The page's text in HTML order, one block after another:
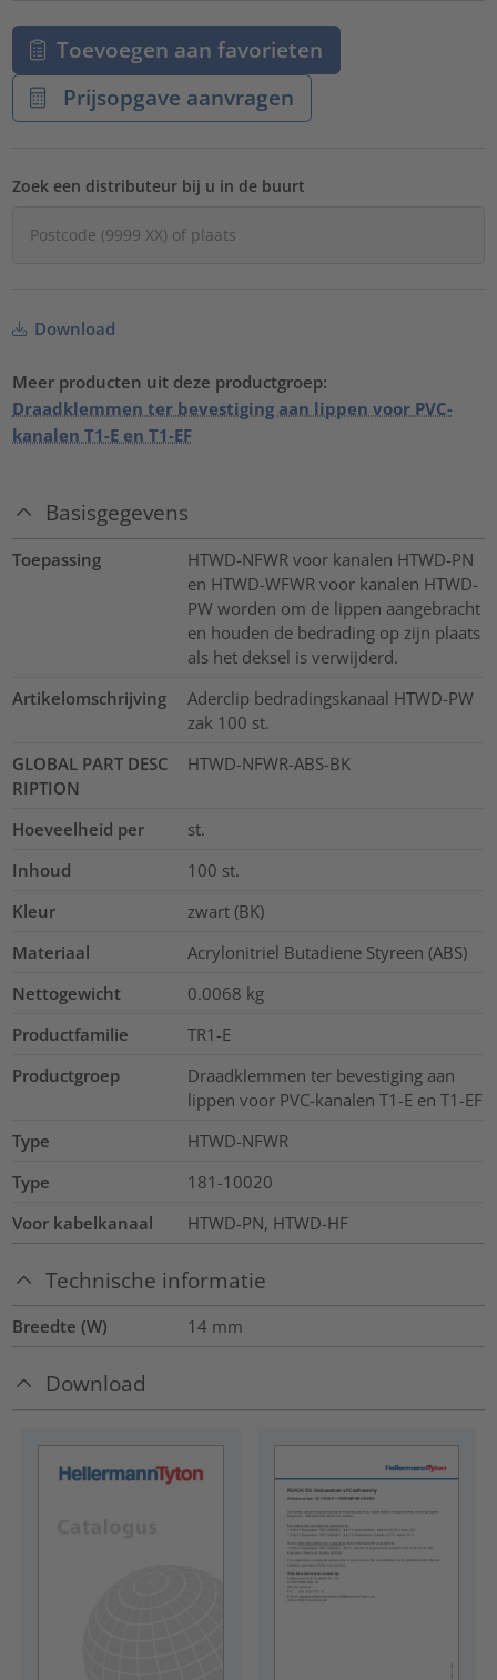
Toevoegen aan favorieten
Prijsopgave aanvragen
Zoek een distributeur bij u in de buurt
Download
Meer producten uit deze productgroep:
Draadklemmen ter bevestiging aan lippen voor PVC-
kanalen T1-E en T1-EF
Basisgegevens
Toepassing
HTWD-NFWR voor kanalen HTWD-PN
en HTWD-WFWR voor kanalen HTWD-
PW worden om de lippen aangebracht
en houden de bedrading op zijn plaats
als het deksel is verwijderd.
Artikelomschrijving
Aderclip bedradingskanaal HTWD-PW
zak 100 st.
GLOBAL PART DESC
RIPTION
HTWD-NFWR-ABS-BK
Hoeveelheid per
st.
Inhoud
100 st.
Kleur
zwart (BK)
Materiaal
Acrylonitriel Butadiene Styreen (ABS)
Nettogewicht
0.0068 kg
Productfamilie
TR1-E
Productgroep
Draadklemmen ter bevestiging aan
lippen voor PVC-kanalen T1-E en T1-EF
Type
HTWD-NFWR
Type
181-10020
Voor kabelkanaal
HTWD-PN, HTWD-HF
Technische informatie
Breedte (W) 14 mm
Download